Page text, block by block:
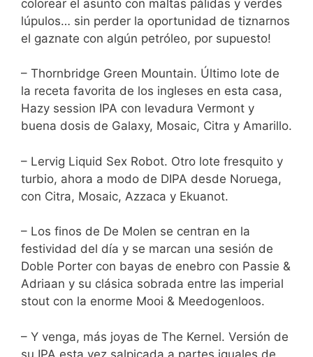
colorear el asunto con maltas pálidas y verdes
lúpulos… sin perder la oportunidad de tiznarnos
el gaznate con algún petróleo, por supuesto!
– Thornbridge Green Mountain. Último lote de
la receta favorita de los ingleses en esta casa,
Hazy session IPA con levadura Vermont y
buena dosis de Galaxy, Mosaic, Citra y Amarillo.
– Lervig Liquid Sex Robot. Otro lote fresquito y
turbio, ahora a modo de DIPA desde Noruega,
con Citra, Mosaic, Azzaca y Ekuanot.
– Los finos de De Molen se centran en la
festividad del día y se marcan una sesión de
Doble Porter con bayas de enebro con Passie &
Adriaan y su clásica sobrada entre las imperial
stout con la enorme Mooi & Meedogenloos.
– Y venga, más joyas de The Kernel. Versión de
su IPA esta vez salpicada a partes iguales de